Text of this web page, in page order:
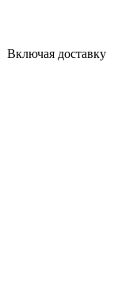
Включая доставку